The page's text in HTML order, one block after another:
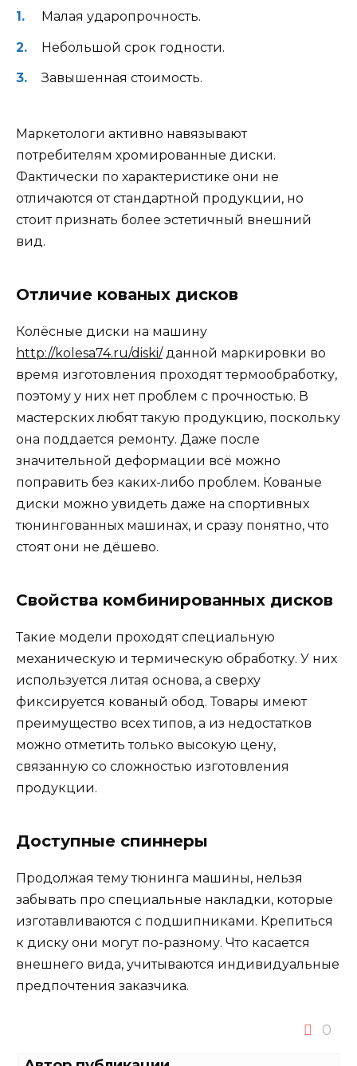
Малая ударопрочность.
Небольшой срок годности.
Завышенная стоимость.
Маркетологи активно навязывают
потребителям хромированные диски.
Фактически по характеристике они не
отличаются от стандартной продукции, но
стоит признать более эстетичный внешний
вид.
Отличие кованых дисков
Колёсные диски на машину
http://kolesa74.ru/diski/данной маркировки во
время изготовления проходят термообработку,
поэтому у них нет проблем с прочностью. В
мастерских любят такую продукцию, поскольку
она поддается ремонту. Даже после
значительной деформации всё можно
поправить без каких-либо проблем. Кованые
диски можно увидеть даже на спортивных
тюнингованных машинах, и сразу понятно, что
стоят они не дёшево.
Свойства комбинированных дисков
Такие модели проходят специальную
механическую и термическую обработку. У них
используется литая основа, а сверху
фиксируется кованый обод. Товары имеют
преимущество всех типов, а из недостатков
можно отметить только высокую цену,
связанную со сложностью изготовления
продукции.
Доступные спиннеры
Продолжая тему тюнинга машины, нельзя
забывать про специальные накладки, которые
изготавливаются с подшипниками. Крепиться
к диску они могут по-разному. Что касается
внешнего вида, учитываются индивидуальные
предпочтения заказчика.
0